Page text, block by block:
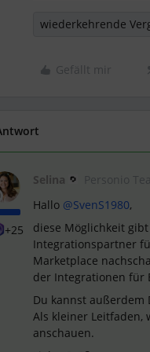
wiederkehrende
Gefällt mir
+25
Selina
Hallo @SvenS1980,
diese Möglichkeit
Integrationspartner
Marketplace
der Integrationen für
Du kannst außerdem
Als kleiner Leitfaden,
anschauen.